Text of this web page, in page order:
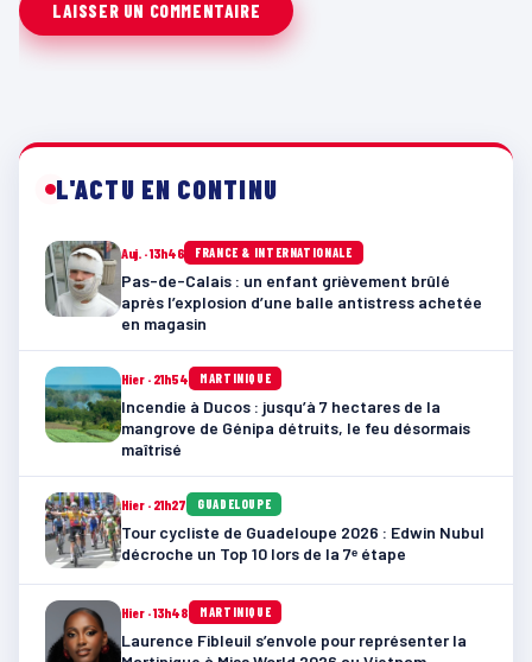
L'ACTU EN CONTINU
Auj. · 13h46 FRANCE & INTERNATIONALE
Pas-de-Calais : un enfant grièvement brûlé
après l’explosion d’une balle antistress achetée
en magasin
Hier · 21h54 MARTINIQUE
Incendie à Ducos : jusqu’à 7 hectares de la
mangrove de Génipa détruits, le feu désormais
maîtrisé
Hier · 21h27 GUADELOUPE
Tour cycliste de Guadeloupe 2026 : Edwin Nubul
décroche un Top 10 lors de la 7ᵉ étape
Hier · 13h48 MARTINIQUE
Laurence Fibleuil s’envole pour représenter la